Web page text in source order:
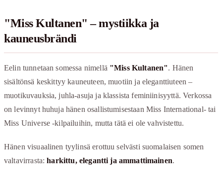
"Miss Kultanen" – mystiikka ja
kauneusbrändi
Eelin tunnetaan somessa nimellä "Miss Kultanen". Hänen
sisältönsä keskittyy kauneuteen, muotiin ja eleganttiuteen –
muotikuvauksia, juhla-asuja ja klassista feminiinisyyttä. Verkossa
on levinnyt huhuja hänen osallistumisestaan Miss International- tai
Miss Universe -kilpailuihin, mutta tätä ei ole vahvistettu.
Hänen visuaalinen tyylinsä erottuu selvästi suomalaisen somen
valtavirrasta:harkittu, elegantti ja ammattimainen.